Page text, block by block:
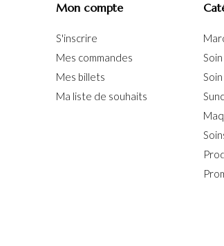
Mon compte
S'inscrire
Mes commandes
Mes billets
Ma liste de souhaits